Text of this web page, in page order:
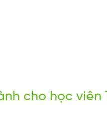
cho học viên